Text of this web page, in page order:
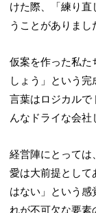
けた際、「練り直
うことがありまし
仮案を作った私た
しょう」という
言葉はロジカルで
んなドライな会社
経営陣にとっては
愛は大前提として
はない」という感
れが不可欠な要素